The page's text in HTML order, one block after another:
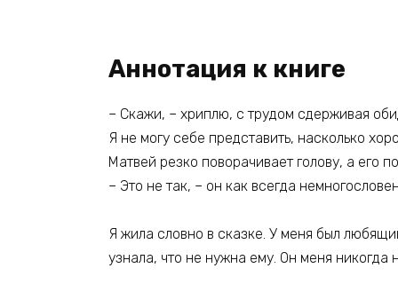
Аннотация к книге
– Скажи, – хриплю, с трудом сдерживая
Я не могу себе представить, насколько
Матвей резко поворачивает голову, а его
– Это не так, – он как всегда
Я жила словно в сказке. У меня был
узнала, что не нужна ему. Он меня никогда